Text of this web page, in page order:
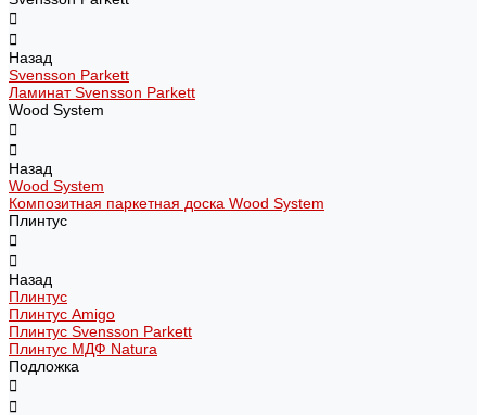
Назад
Svensson Parkett
Ламинат Svensson Parkett
Wood System
Назад
Wood System
Композитная паркетная доска Wood System
Плинтус
Назад
Плинтус
Плинтус Amigo
Плинтус Svensson Parkett
Плинтус МДФ Natura
Подложка